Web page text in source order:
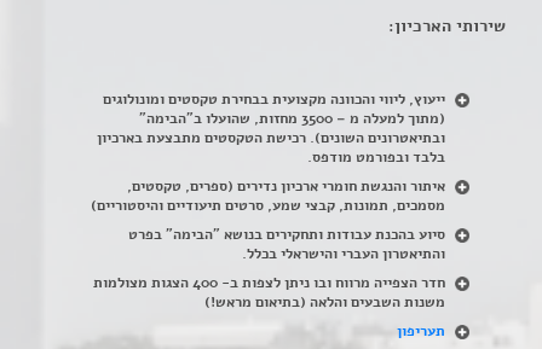
שירותי הארכיון:
ייעוץ, ליווי והכוונה מקצועית בבחירת טקסטים ומונולוגים
(מתוך למעלה מ – 3500 מחזות, שהועלו ב"הבימה"
ובתיאטרונים השונים). רכישת הטקסטים מתבצעת בארכיון
בלבד ובפורמט מודפס.
איתור והנגשת חומרי ארכיון נדירים (ספרים, טקסטים,
מסמכים, תמונות, קבצי שמע, סרטים תיעודיים והיסטוריים)
סיוע בהכנת עבודות ותחקירים בנושא "הבימה" בפרט
והתיאטרון העברי והישראלי בכלל.
חדר הצפייה מרווח ובו ניתן לצפות ב- 400 הצגות מצולמות
משנות השבעים והלאה (בתיאום מראש!)
תעריפון